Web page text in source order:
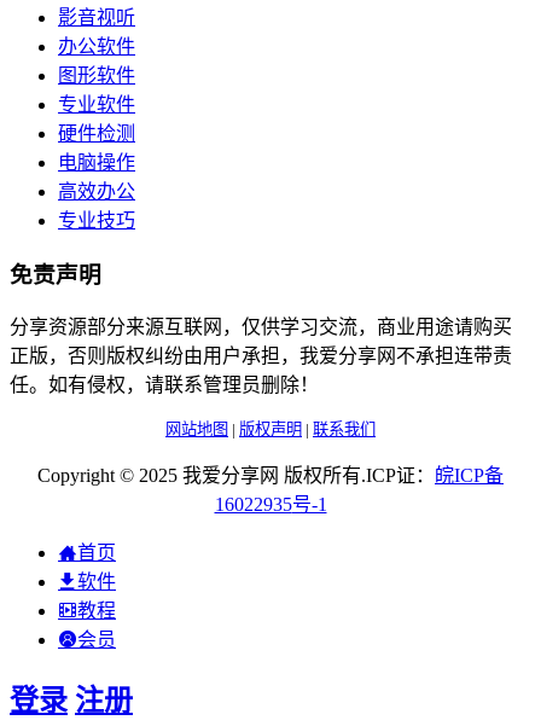
影音视听
办公软件
图形软件
专业软件
硬件检测
电脑操作
高效办公
专业技巧
免责声明
分享资源部分来源互联网，仅供学习交流，商业用途请购买
正版，否则版权纠纷由用户承担，我爱分享网不承担连带责
任。如有侵权，请联系管理员删除！
网站地图 | 版权声明 | 联系我们
Copyright © 2025 我爱分享网 版权所有.ICP证： 皖ICP备
16022935号-1
首页
软件
教程
会员
登录 注册